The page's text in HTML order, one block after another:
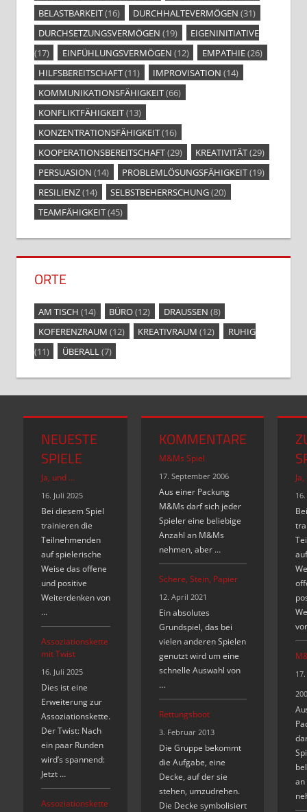
BELASTBARKEIT(16) DURCHHALTEVERMÖGEN (31)
DURCHSETZUNGSVERMÖGEN (19)
EIGENINITIATIVE
(17)
EINFÜHLUNGSVERMÖGEN (12) EMPATHIE(26)
HILFSBEREITSCHAFT(11) IMPROVISATION (14)
KOMMUNIKATIONSFÄHIGKEIT(66)
KONFLIKTFÄHIGKEIT(13)
KONZENTRATIONSFÄHIGKEIT(16)
KOOPERATIONSBEREITSCHAFT(29) KREATIVITÄT(29)
PERSUASION (14) PROBLEMLÖSUNGSFÄHIGKEIT(19)
RESILIENZ(14) SELBSTBEHERRSCHUNG(20)
TEAMFÄHIGKEIT(45)
ORTE
AM TISCH (14) BÜRO(12) DRAUSSEN
(8)
KOFERENZRAUM (12) KREATIVRAUM (12)
RUHIG
(11)
ÜBERALL(7)
NEUESTE
SPIELE
Ja, und …
16. Juli 2025
Bei diesem Spiel
trainieren die
Teilnehmenden
auf spielerische
Weise das offene
und positive
Weiterdenken von
…
Assoziationskette
mit Twist
16. Juli 2025
Dies ist eine
Erweiterung zur
Assoziationskette.
Der Twist: Nach
ein paar Runden
wird’s spannend:
Jetzt …
Assoziationskette
KOMMENTARE
M&Ms Spiel
17. September 2006
Aus einer Packung
M&Ms darf sich jeder
Spieler eine beliebige
Anzahl an M&Ms
nehmen, aber …
Schere, Stein, Papier
12. April 2021
Ein absolutes
Grundspiel, das bei
vielen anderen Spielen
genutzt wird um eine
schnelle Auswahl von
…
Rettungsboot
3. Februar 2013
Die Gruppe bekommt
die Aufgabe, eine
Decke, auf der sie
stehen, umzudrehen.
Die Decke symbolisiert
an